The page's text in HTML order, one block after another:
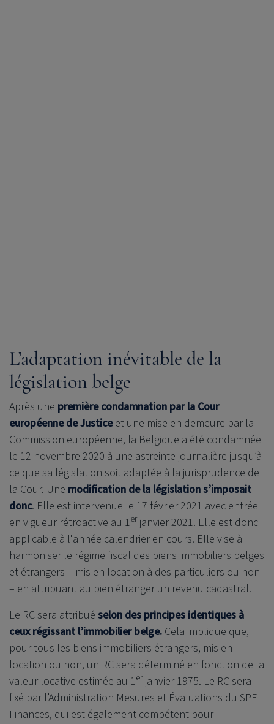
L’adaptation inévitable de la
législation belge
Après une première condamnation par la Cour
européenne de Justice et une mise en demeure par la
Commission européenne, la Belgique a été condamnée
le 12 novembre 2020 à une astreinte journalière jusqu’à
ce que sa législation soit adaptée à la jurisprudence de
la Cour. Une modification de la législation s’imposait
donc. Elle est intervenue le 17 février 2021 avec entrée
en vigueur rétroactive au 1er janvier 2021. Elle est donc
applicable à l'année calendrier en cours. Elle vise à
harmoniser le régime fiscal des biens immobiliers belges
et étrangers – mis en location à des particuliers ou non
– en attribuant au bien étranger un revenu cadastral.
Le RC sera attribué selon des principes identiques à
ceux régissant l’immobilier belge. Cela implique que,
pour tous les biens immobiliers étrangers, mis en
location ou non, un RC sera déterminé en fonction de la
valeur locative estimée au 1er janvier 1975. Le RC sera
fixé par l’Administration Mesures et Évaluations du SPF
Finances, qui est également compétent pour